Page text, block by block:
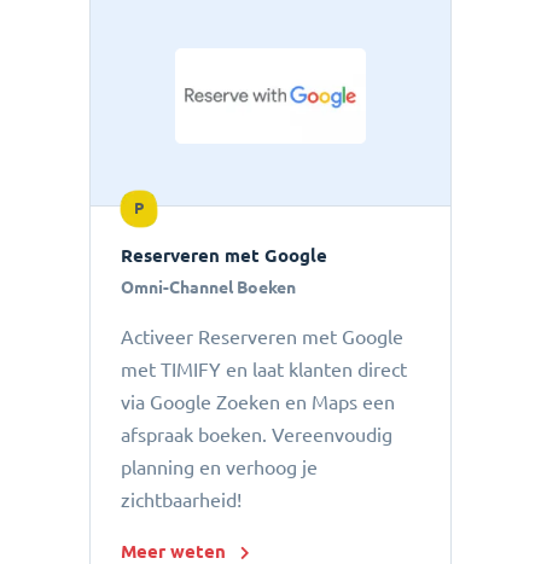
P
Reserveren met Google
Omni-Channel Boeken
Activeer Reserveren met Google
met TIMIFY en laat klanten direct
via Google Zoeken en Maps een
afspraak boeken. Vereenvoudig
planning en verhoog je
zichtbaarheid!
Meer weten